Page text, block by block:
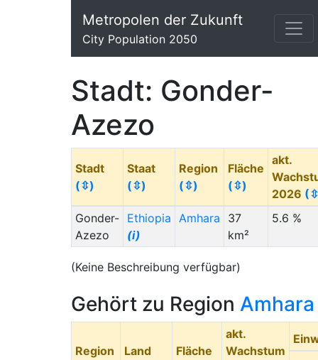
Metropolen der Zukunft
City Population 2050
Stadt: Gonder-
Azezo
Stadt
(⇳)
Staat
(⇳)
Region
(⇳)
Fläche
(⇳)
akt.
2026
Gonder-
Azezo
Ethiopia
(i)
Amhara
37
km²
5.6 %
(Keine Beschreibung verfügbar)
Gehört zu Region Amhara
Region Land Fläche
akt.
Wachstum